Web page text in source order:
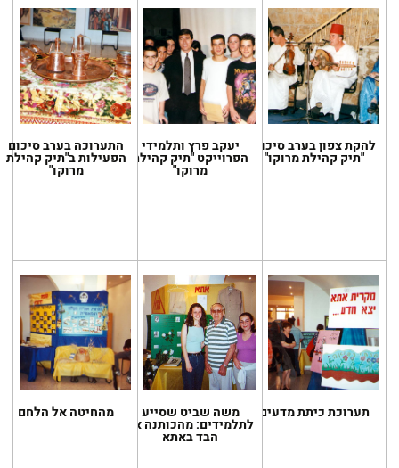
להקת צפון בערב סיכום
"תיק קהילת מרוקו"
יעקב פרץ ותלמידי
הפרוייקט "תיק קהילת
מרוקו"
התערוכה בערב סיכום
הפעילות ב"תיק קהילת
מרוקו"
תערוכת כיתת מדעים משה שביט שסייע
לתלמידים: מהכותנה אל
הבד באתא
מהחיטה אל הלחם